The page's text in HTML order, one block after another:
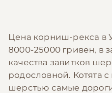
Цена корниш-рекса в
8000-25000 гривен, в
качества завитков
родословной. Котята
шерстью самые